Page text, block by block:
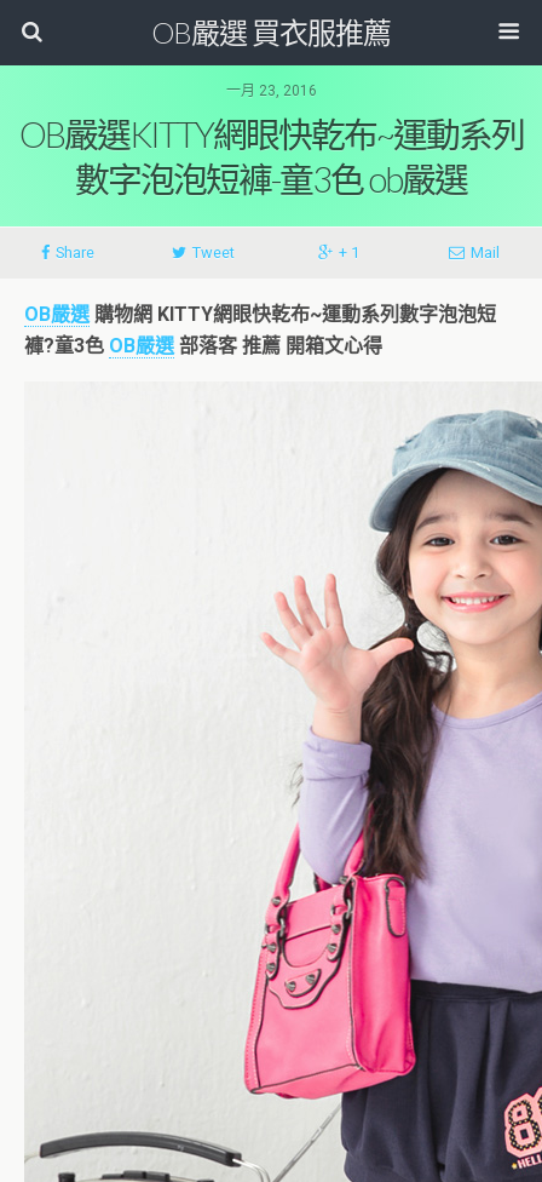
OB嚴選 買衣服推薦
一月 23, 2016
OB嚴選KITTY網眼快乾布~運動系列
數字泡泡短褲-童3色 ob嚴選
Share Tweet + 1 Mail
OB嚴選 購物網 KITTY網眼快乾布~運動系列數字泡泡短
褲?童3色 OB嚴選 部落客 推薦 開箱文心得